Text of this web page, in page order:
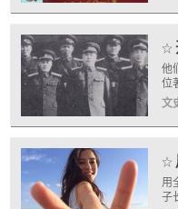
☆
他
位
文
☆
用
子